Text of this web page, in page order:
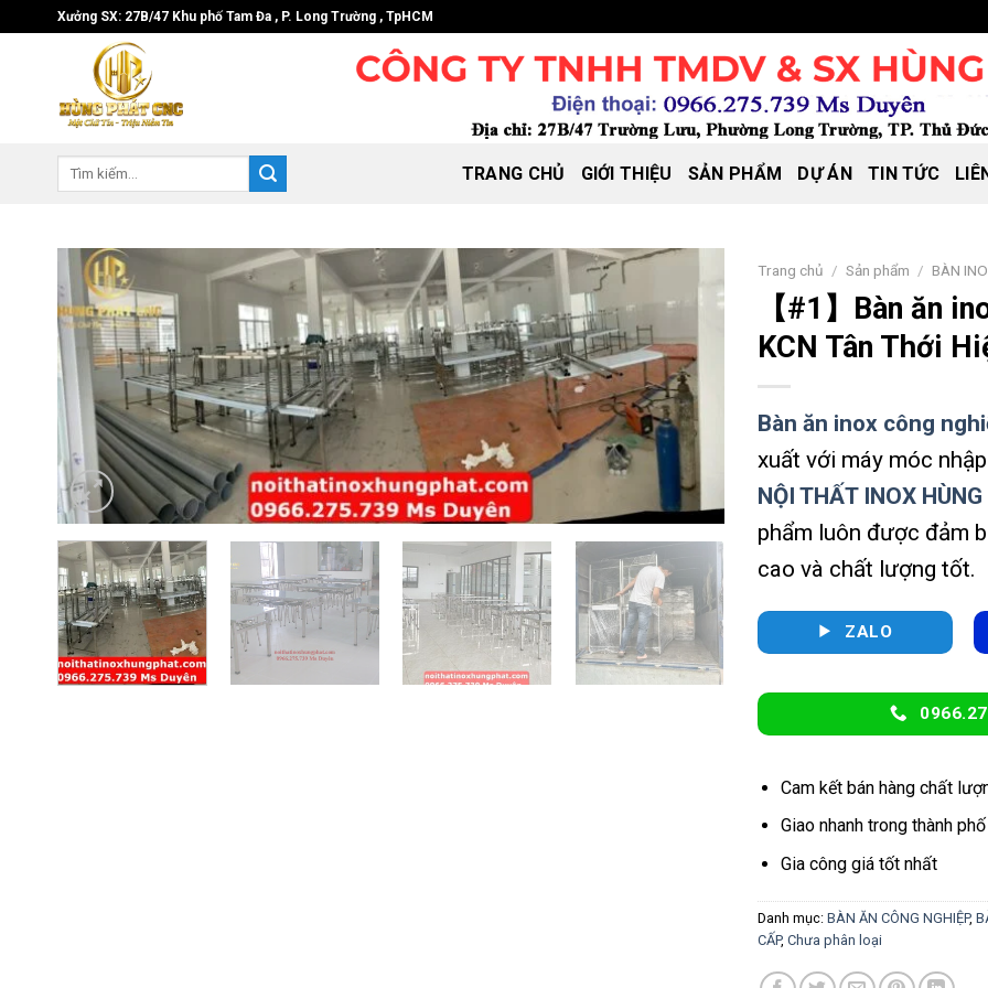
to
Xưởng SX: 27B/47 Khu phố Tam Đa , P. Long Trường , TpHCM
Tìm
TRANG CHỦ GIỚI THIỆU SẢN PHẨM DỰ ÁN TIN TỨC
Trang chủ / Sản phẩm / BÀN
【#1】Bàn ăn
KCN Tân Thới
Bàn ăn inox công
xuất với máy móc
NỘI THẤT INOX
phẩm luôn được đảm
cao và chất lượng tốt.
ZALO
Cam kết bán hàng chất
Giao nhanh trong thành
Gia công giá tốt nhất
Danh mục: BÀN ĂN CÔNG NGHIỆP,
CẤP, Chưa phân loại